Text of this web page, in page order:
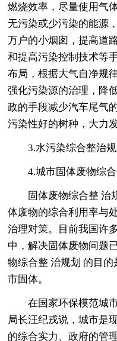
燃烧效率，尽量使用气
无污染或少污染的能源
万户的小烟囱，提高道
和提高污染控制技术等
布局，根据大气自净规
强化污染源的治理，降
政的手段减少汽车尾气
污染性好的树种，大力
3.水污染综合整治规
4.城市固体废物综
固体废物综合整 治
体废物的综合利用率与
治理对策。目前我国许
中，解决固体废物问题
物综合整 治规划 的目
市固体。
在国家环保模范城
局长汪纪戎说，城市是
的综合实力、政府的管